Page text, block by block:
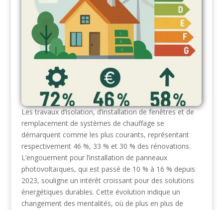
Les travaux d’isolation, d’installation de fenêtres et de
remplacement de systèmes de chauffage se
démarquent comme les plus courants, représentant
respectivement 46 %, 33 % et 30 % des rénovations.
L’engouement pour l’installation de panneaux
photovoltaïques, qui est passé de 10 % à 16 % depuis
2023, souligne un intérêt croissant pour des solutions
énergétiques durables. Cette évolution indique un
changement des mentalités, où de plus en plus de